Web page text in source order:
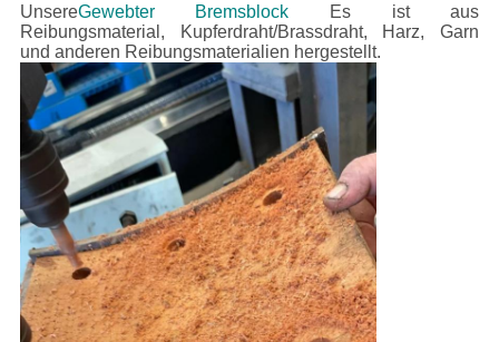
UnsereGewebter Bremsblock
Es ist aus
Reibungsmaterial, Kupferdraht/Brassdraht, Harz, Garn
und anderen Reibungsmaterialien hergestellt.